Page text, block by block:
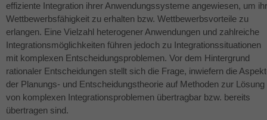
effiziente Integration ihrer Anwendungssysteme angewiesen, um
Wettbewerbsfähigkeit zu erhalten bzw. Wettbewerbsvorteile zu
erlangen. Eine Vielzahl heterogener Anwendungen und zahlreiche
Integrationsmöglichkeiten führen jedoch zu Integrationssituationen
mit komplexen Entscheidungsproblemen. Vor dem Hintergrund
rationaler Entscheidungen stellt sich die Frage, inwiefern die
der Planungs- und Entscheidungstheorie auf Methoden zur Lösung
von komplexen Integrationsproblemen übertragbar bzw. bereits
übertragen sind.